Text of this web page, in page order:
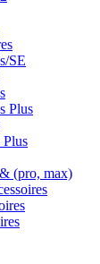
SE
Plus
Plus
(pro, max)